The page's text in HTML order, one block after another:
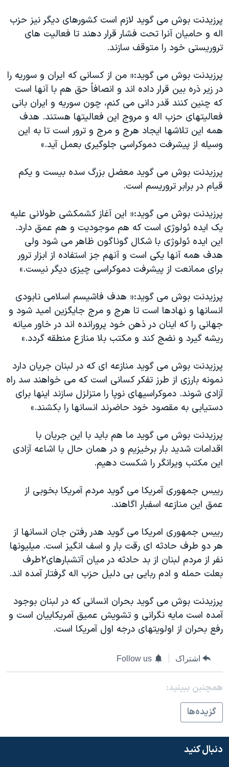
چهل سال گروگان‌گیری
قانون شفافیت دارائی کادر رهبری ایران
اسرائیل در جنگ
نرگس محمدی برنده جایزه نوبل صلح
همایش محافظه‌کاران آمریکا «سی‌پک»
صفحه‌های ویژه
پرزيدنت بوش می گويد لازم است کشورهای ديگر نيز حزب
اله و حاميان آنرا تحت فشار قرار دهند تا فعاليت های
تروريستی خود را متوقف سازند.
پرزيدنت بوش می گويد:« من از کسانی که ايران و سوريه را
در زير ذره بين قرار داده اند و انصافاً حق هم با آنها است
که چنين کنند قدر دانی می کنم، چون سوريه و ايران بانی
فعاليتهای حزب اله و مروج اين فعاليتها هستند. هدف
همه اين تلاشها ايجاد هرج و مرج و ترور است تا به اين
وسيله از پيشرفت دموکراسی جلوگيری بعمل آيد.»
پرزيدنت بوش می گويد معضل بزرگ سده بيست و يکم
قيام در برابر تروريسم است.
پرزيدنت بوش می گويد:« اين آغاز کشمکشی طولانی عليه
يک ايده ئولوژی است که هم موجوديت و هم عمق دارد.
اين ايده ئولوژی با شکال گوناگون ظاهر می شود ولی
هدف همه آنها يکی است و آنهم جز استفاده از ابزار ترور
برای ممانعت از پيشرفت دموکراسی چيزی ديگر نيست.»
پرزيدنت بوش می گويد:« هدف فاشيسم اسلامی نابودی
انسانها و نهادها است تا هرج و مرج جايگزين اميد شود و
جهانی را که اينان در ذهن خود پرورانده اند در خاور ميانه
ريشه گيرد و نضج کند و مکتب بلا منازع منطقه گردد.»
پرزيدنت بوش می گويد منازعه ای که در لبنان جريان دارد
نمونه بارزی از طرز تفکر کسانی است که می خواهند سد راه
آزادی شوند. دموکراسيهای نوپا را متزلزل سازند اينها برای
دستيابی به مقصود خود حاضرند انسانها را بکشند.»
پرزيدنت بوش می گويد ما هم بايد با اين جريان با
اقدامات شديد بار برخيزيم و در همان حال با اشاعه آزادی
اين مکتب ويرانگر را شکست دهيم.
رييس جمهوری آمريکا می گويد مردم آمريکا بخوبی از
عمق اين منازعه اسفبار اگاهند.
رييس جمهوری امريکا می گويد هدر رفتن جان انسانها از
هر دو طرف حادثه ای رقت بار و اسف انگيز است. ميليونها
نفر از مردم لبنان از بد حادثه در ميان آتشبارهای۲طرف
بعلت حمله و ادم ربايی بی دليل حزب اله گرفتار آمده اند.
پرزيدنت بوش می گويد بحران انسانی که در لبنان بوجود
آمده است مايه نگرانی و تشويش عميق آمريکاييان است و
رفع بحران از اولويتهای درجه اول آمريکا است.
اشتراک Follow us
همچنبن ببینید:
گزيده‌ها
دنبال کنید